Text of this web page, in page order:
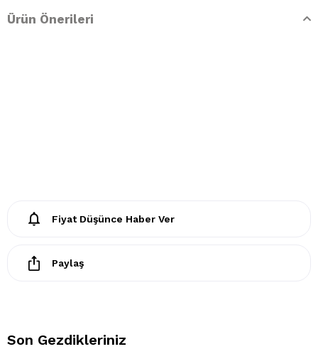
2XL : 42-44
- Tamburlu kurutma yapılmaz.
Ürün Önerileri
Fiyat Düşünce Haber Ver
Paylaş
Son Gezdikleriniz